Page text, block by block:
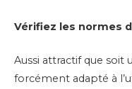
Vérifiez les normes
Aussi attractif que soit
forcément adapté à